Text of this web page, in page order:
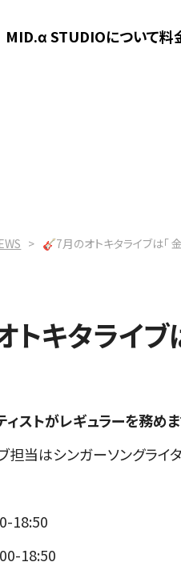
MID.α STUDIOについて料
🎸7月のオトキタライブは「
キタライブ
ストがレギュラーを務めま
担当はシンガーソングライ
18:50
18:50